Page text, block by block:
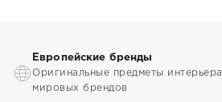
Европейские бренды
Оригинальные предметы
мировых брендов